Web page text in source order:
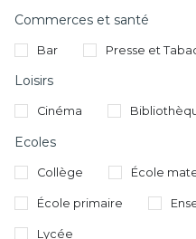
Commerces et santé
Bar Presse et
Loisirs
Cinéma
Ecoles
Collège École
École primaire
Lycée